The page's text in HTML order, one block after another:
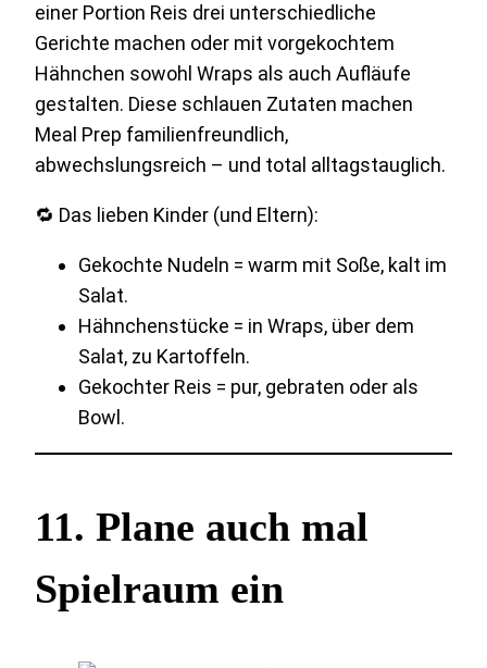
einer Portion Reis drei unterschiedliche
Gerichte machen oder mit vorgekochtem
Hähnchen sowohl Wraps als auch Aufläufe
gestalten. Diese schlauen Zutaten machen
Meal Prep familienfreundlich,
abwechslungsreich – und total alltagstauglich.
🔁 Das lieben Kinder (und Eltern):
Gekochte Nudeln = warm mit Soße, kalt im
Salat.
Hähnchenstücke = in Wraps, über dem
Salat, zu Kartoffeln.
Gekochter Reis = pur, gebraten oder als
Bowl.
11. Plane auch mal
Spielraum ein